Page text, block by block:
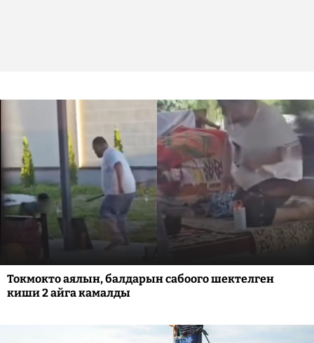
Токмокто аялын, балдарын сабоого шектелген
киши 2 айга камалды